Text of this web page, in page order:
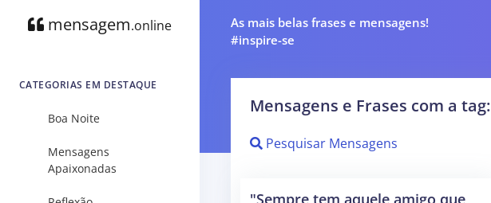
mensagem.online
CATEGORIAS EM DESTAQUE
Boa Noite
Mensagens
Apaixonadas
As mais belas frases e mensagens!
#inspire-se
Mensagens e Frases com a tag:
Pesquisar Mensagens
‎"Sempre tem aquele amigo que